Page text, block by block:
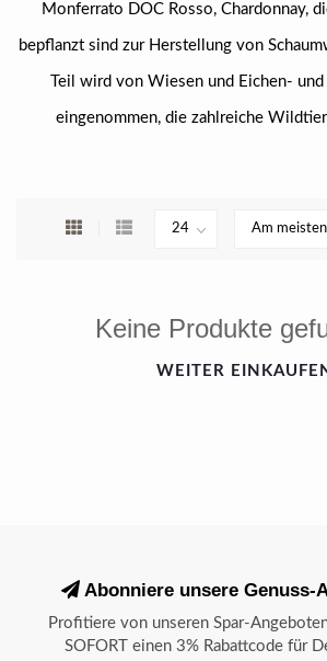
Monferrato DOC Rosso, Chardonnay,
bepflanzt sind zur Herstellung von
Teil wird von Wiesen und Eichen-
eingenommen, die zahlreiche
Keine Produkte
WEITER
Abonniere unsere Genuss-
Profitiere von unseren Spar-
SOFORT einen 3% Rabattcode für